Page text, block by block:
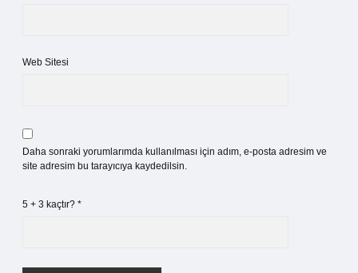
Web Sitesi
Daha sonraki yorumlarımda kullanılması için adım, e-posta adresim ve
site adresim bu tarayıcıya kaydedilsin.
5 + 3 kaçtır? *